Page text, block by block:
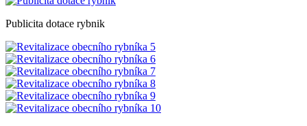
Publicita dotace rybnik